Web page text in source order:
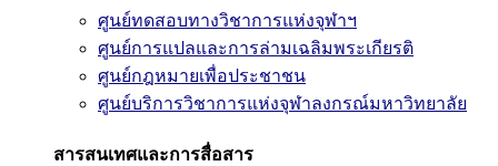
ศูนย์ทดสอบทางวิชาการแห่งจุฬาฯ
ศูนย์การแปลและการล่ามเฉลิมพระเกียรติ
ศูนย์กฎหมายเพื่อประชาชน
ศูนย์บริการวิชาการแห่งจุฬาลงกรณ์มหาวิทยาลัย
สารสนเทศและการสื่อสาร